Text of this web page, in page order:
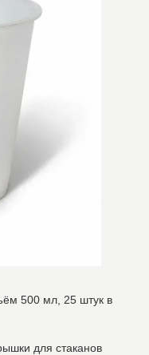
500 мл, 25 штук в
для стаканов